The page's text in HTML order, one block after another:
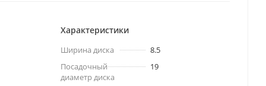
Характеристики
Ширина диска
8.5
Посадочный
диаметр диска
19